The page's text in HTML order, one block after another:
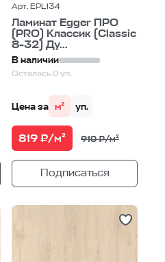
Арт. EPL134
Ламинат Egger ПРО
(PRO) Классик (Classic
8-32) Ду...
В наличии
Осталось 0 уп.
Цена за м² уп.
819 ₽/м² 910 ₽/м²
Подписаться